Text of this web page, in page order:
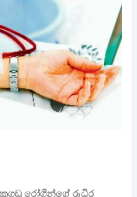
රෝගීන්ගේ රුධිර